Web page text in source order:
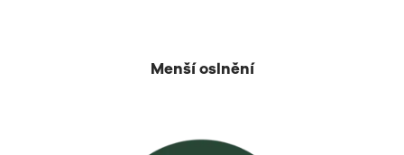
Menší oslnění